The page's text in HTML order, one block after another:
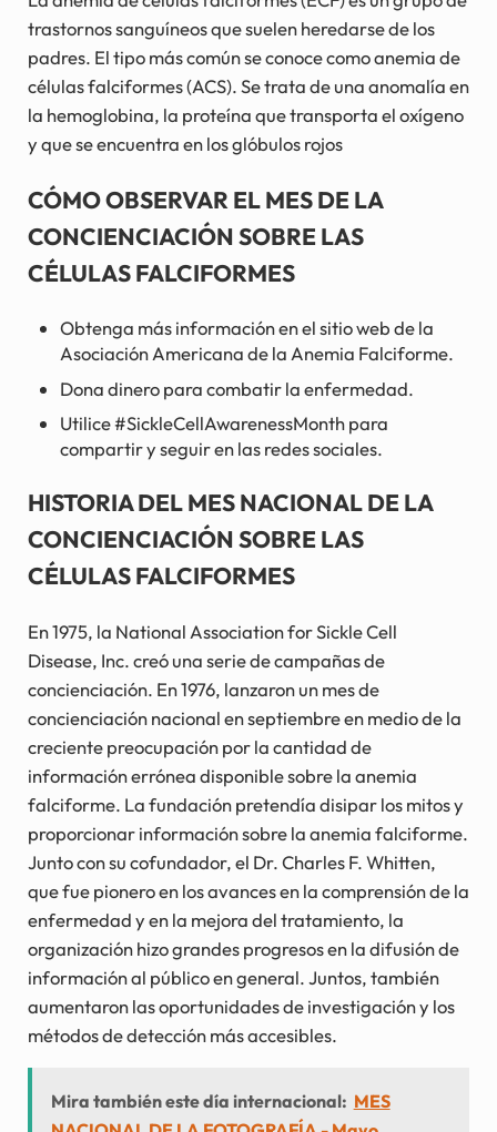
trastornos sanguíneos que suelen heredarse de los
padres. El tipo más común se conoce como anemia de
células falciformes (ACS). Se trata de una anomalía en
la hemoglobina, la proteína que transporta el oxígeno
y que se encuentra en los glóbulos rojos
CÓMO OBSERVAR EL MES DE LA
CONCIENCIACIÓN SOBRE LAS
CÉLULAS FALCIFORMES
Obtenga más información en el sitio web de la
Asociación Americana de la Anemia Falciforme.
Dona dinero para combatir la enfermedad.
Utilice #SickleCellAwarenessMonth para
compartir y seguir en las redes sociales.
HISTORIA DEL MES NACIONAL DE LA
CONCIENCIACIÓN SOBRE LAS
CÉLULAS FALCIFORMES
En 1975, la National Association for Sickle Cell
Disease, Inc. creó una serie de campañas de
concienciación. En 1976, lanzaron un mes de
concienciación nacional en septiembre en medio de la
creciente preocupación por la cantidad de
información errónea disponible sobre la anemia
falciforme. La fundación pretendía disipar los mitos y
proporcionar información sobre la anemia falciforme.
Junto con su cofundador, el Dr. Charles F. Whitten,
que fue pionero en los avances en la comprensión de la
enfermedad y en la mejora del tratamiento, la
organización hizo grandes progresos en la difusión de
información al público en general. Juntos, también
aumentaron las oportunidades de investigación y los
métodos de detección más accesibles.
Mira también este día internacional: MES